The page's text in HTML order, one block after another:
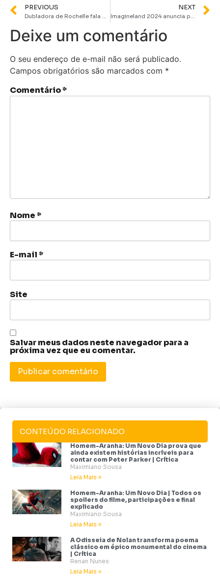
PREVIOUS
Dubladora de Rochelle fala sobre sua participação na nova animação de Todo Mundo Odeia o Chris
NEXT
Imagineland 2024 anuncia pré-estreia de “Harold e o Lápis Mágico” com a presença do diretor Carlos Saldanha
Deixe um comentário
O seu endereço de e-mail não será publicado.
Campos obrigatórios são marcados com *
Comentário*
Nome*
E-mail*
Site
Salvar meus dados neste navegador para a
próxima vez que eu comentar.
CONTEÚDO RELACIONADO
Homem-Aranha: Um Novo Dia prova que
ainda existem histórias incríveis para
contar com Peter Parker | Crítica
Maximiano Sousa
Leia Mais »
Homem-Aranha: Um Novo Dia | Todos os
spoilers do filme, participações e final
explicado
Maximiano Sousa
Leia Mais »
A Odisseia de Nolan transforma poema
clássico em épico monumental do cinema
| Crítica
Renan Nunes
Leia Mais »